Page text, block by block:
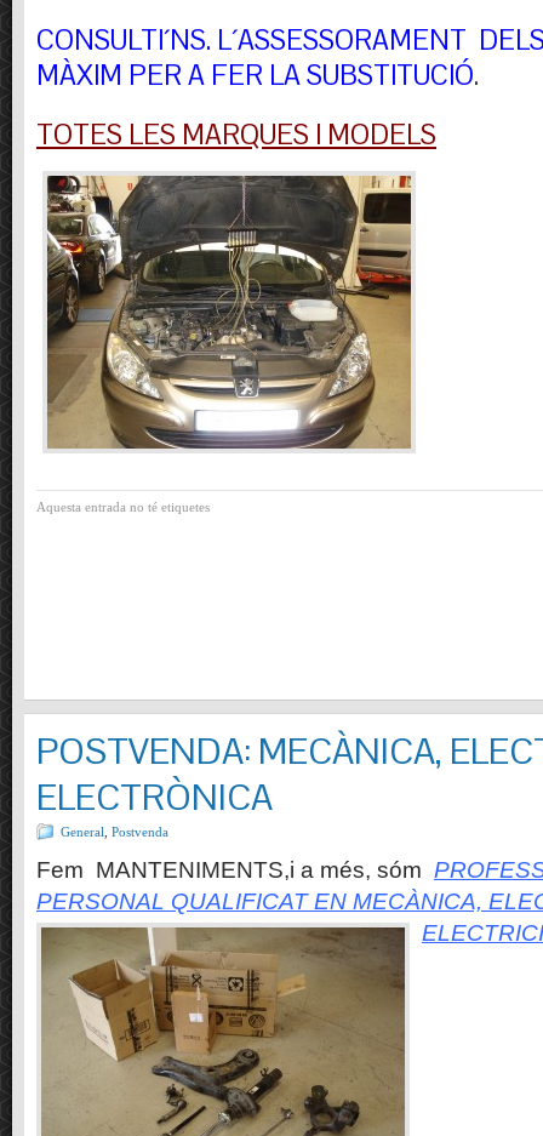
CONSULTI´NS. L´ASSESSORAMENT
MÀXIM PER A FER LA SUBSTITUCIÓ.
TOTES LES MARQUES I MODELS
Aquesta entrada no té etiquetes
POSTVENDA: MECÀNICA,
ELECTRÒNICA
General Postvenda
Fem MANTENIMENTS,i a més, sóm
PERSONAL QUALIFICAT EN MECÀNICA,